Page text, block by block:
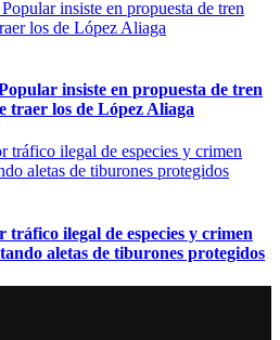
insiste en propuesta de tren
traer los de López Aliaga
ilegal de especies y crimen
aletas de tiburones protegidos